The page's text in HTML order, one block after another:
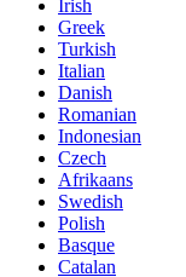
Irish
Greek
Turkish
Italian
Danish
Romanian
Indonesian
Czech
Afrikaans
Swedish
Polish
Basque
Catalan